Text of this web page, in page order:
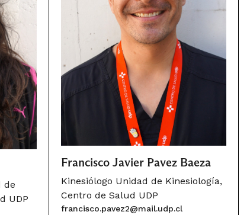
de
UDP
Francisco Javier Pavez Baeza
Kinesiólogo Unidad de Kinesiología,
Centro de Salud UDP
francisco.pavez2@mail.udp.cl